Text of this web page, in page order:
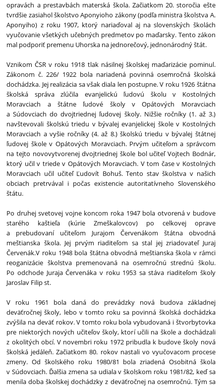
opravách a prestavbách materská škola. Začiatkom 20. storočia ešte
tvrdšie zasiahol školstvo Aponyioho zákony (podľa ministra školstva A.
Aponyiho) z roku 1907, ktorý nariaďoval aj na slovenských školách
vyučovanie všetkých učebných predmetov po maďarsky. Tento zákon
mal podporiť premenu Uhorska na jednorečový, jednonárodný štát.
Vznikom ČSR v roku 1918 tlak násilnej školskej maďarizácie pominul.
Zákonom č. 226/ 1922 bola nariadená povinná osemročná školská
dochádzka. Jej realizácia sa však diala len postupne. V roku 1926 štátna
školská správa zlúčila evanjelickú ľudovú školu v Kostolných
Moravciach a štátne ľudové školy v Opátových Moravciach
a Súdovciach do dvojtriednej ľudovej školy. Nižšie ročníky (1. až 3.)
navštevovali školskú triedu v bývalej evanjelickej škole v Kostolných
Moravciach a vyšie ročníky (4. až 8.) školskú triedu v bývalej štátnej
ľudovej škole v Opátových Moravciach. Prvým učiteľom a správcom
na tejto novovytvorenej dvojtriednej škole bol učiteľ Vojtech Bodnár,
ktorý učil v triede v Opátových Moravciach. V tom čase v Kostolných
Moravciach učil učiteľ Ľudovít Bohuš. Tento stav školstva v našich
obciach pretrvával i počas existencie autoritatívneho Slovenského
štátu.
Po druhej svetovej vojne koncom roka 1947 bola otvorená v budove
starého kaštieľa (kúrie Zmeškalovcov) po celkovej oprave
a prebudovaní učiteľom Jurajom Červenákom štátna obvodná
meštianska škola. Jej prvým riaditeľom sa stal jej zriadovateľ Juraj
Červenák.V roku 1948 bola štátna obvodná meštianska škola v rámci
reoganizácie školstva premenovaná na osemročnú strednú školu.
Po odchode Juraja Červenáka v roku 1953 sa stáva riaditeľom školy
Jaroslav Filip st.
V roku 1961 bola daná do prevádzky nová budova základnej
deväťročnej školy, lebo v tomto roku sa povinná školská dochádzka
zvýšila na deväť rokov. V tomto roku bola vybudovaná i štvorbytovka
pre niektorých nových učiteľov školy, ktorí učili na škole a dochádzali
z okolitých obcí. V novembri roku 1972 pribudla k budove školy nová
školská jedáleň. Začiatkom 80. rokov nastali vo vyučovacom procese
zmeny. Od školského roku 1980/81 bola zriadená Osobitná škola
v Súdovciach. Ďalšia zmena sa udiala v školskom roku 1981/82, keď sa
menila doba školskej dochádzky z deväťročnej na osemročnú. Tým sa